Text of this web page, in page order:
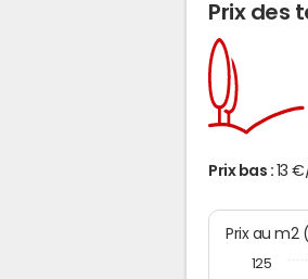
Prix des
Prix bas : 13
Prix au m2
125